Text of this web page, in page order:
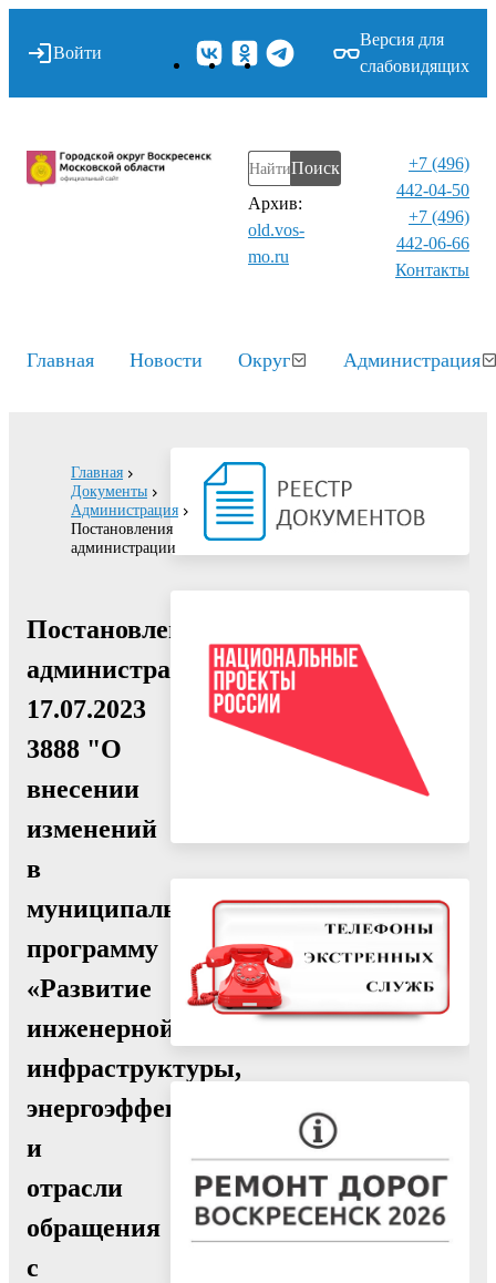
Войти
Версия для
слабовидящих
Поиск
Архив:
old.vos-
mo.ru
+7 (496)
442-04-50
+7 (496)
442-06-66
Контакты⁠
Главная Новости Округ Администрация
Главная
Документы
Администрация
Постановления
администрации
Постановление
администрации
17.07.2023
3888 "О
внесении
изменений
в
муниципальную
программу
«Развитие
инженерной
инфраструктуры,
энергоэффективности
и
отрасли
обращения
с